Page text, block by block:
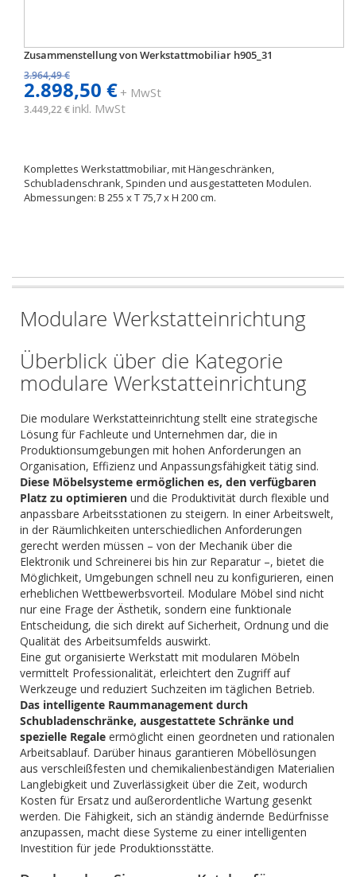
Zusammenstellung von Werkstattmobiliar h905_31
3.964,49 €
2.898,50 €+ MwSt
3.449,22 € inkl. MwSt
Komplettes Werkstattmobiliar, mit Hängeschränken,
Schubladenschrank, Spinden und ausgestatteten Modulen.
Abmessungen: B 255 x T 75,7 x H 200 cm.
Modulare Werkstatteinrichtung
Überblick über die Kategorie
modulare Werkstatteinrichtung
Die modulare Werkstatteinrichtung stellt eine strategische
Lösung für Fachleute und Unternehmen dar, die in
Produktionsumgebungen mit hohen Anforderungen an
Organisation, Effizienz und Anpassungsfähigkeit tätig sind.
Diese Möbelsysteme ermöglichen es, den verfügbaren
Platz zu optimieren und die Produktivität durch flexible und
anpassbare Arbeitsstationen zu steigern. In einer Arbeitswelt,
in der Räumlichkeiten unterschiedlichen Anforderungen
gerecht werden müssen – von der Mechanik über die
Elektronik und Schreinerei bis hin zur Reparatur –, bietet die
Möglichkeit, Umgebungen schnell neu zu konfigurieren, einen
erheblichen Wettbewerbsvorteil. Modulare Möbel sind nicht
nur eine Frage der Ästhetik, sondern eine funktionale
Entscheidung, die sich direkt auf Sicherheit, Ordnung und die
Qualität des Arbeitsumfelds auswirkt.
Eine gut organisierte Werkstatt mit modularen Möbeln
vermittelt Professionalität, erleichtert den Zugriff auf
Werkzeuge und reduziert Suchzeiten im täglichen Betrieb.
Das intelligente Raummanagement durch
Schubladenschränke, ausgestattete Schränke und
spezielle Regale ermöglicht einen geordneten und rationalen
Arbeitsablauf. Darüber hinaus garantieren Möbellösungen
aus verschleißfesten und chemikalienbeständigen Materialien
Langlebigkeit und Zuverlässigkeit über die Zeit, wodurch
Kosten für Ersatz und außerordentliche Wartung gesenkt
werden. Die Fähigkeit, sich an ständig ändernde Bedürfnisse
anzupassen, macht diese Systeme zu einer intelligenten
Investition für jede Produktionsstätte.